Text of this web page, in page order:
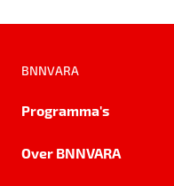
BNNVARA
Programma's
Over BNNVARA